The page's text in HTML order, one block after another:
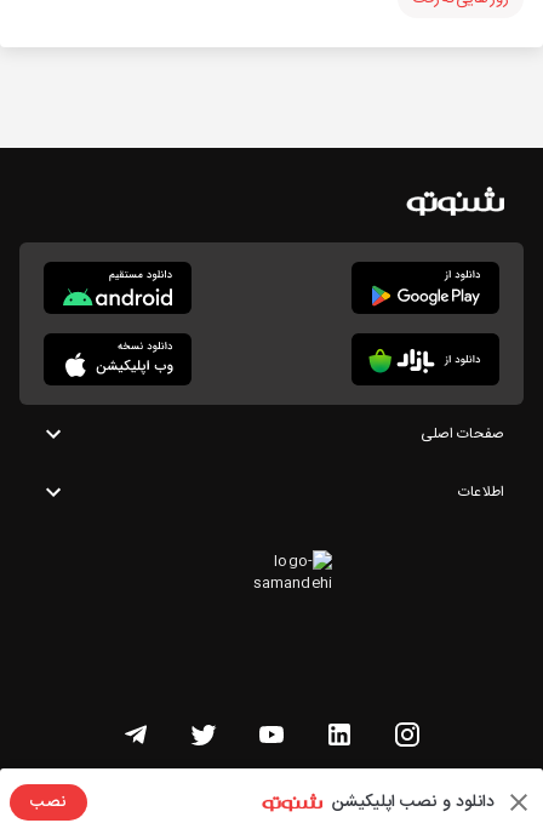
دانلود و نصب اپلیکیشن نصب
صفحات اصلی
اطلاعات
تمامی حقوق این وبسایت متعلق به شنوتو است